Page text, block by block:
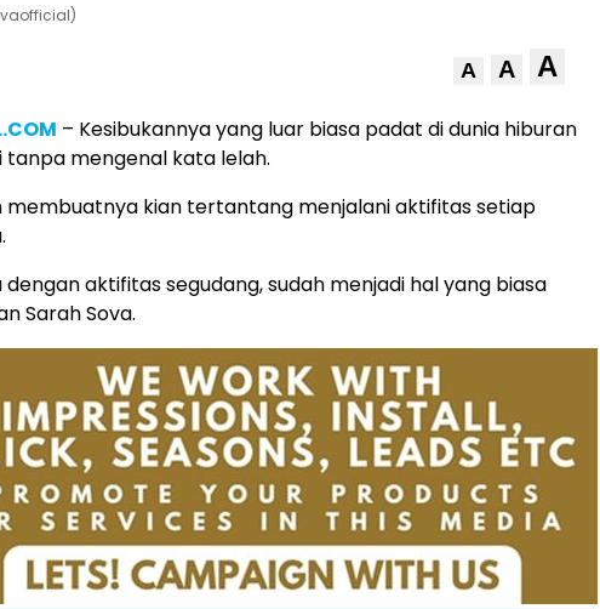
A A A
– Kesibukannya yang luar biasa padat di dunia hiburan
tanpa mengenal kata lelah.
membuatnya kian tertantang menjalani aktifitas setiap
dengan aktifitas segudang, sudah menjadi hal yang biasa
Sarah Sova.